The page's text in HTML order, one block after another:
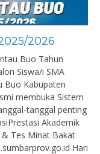
2026
Buo Tahun
Siswa/i SMA
Buo Kabupaten
membuka Sistem
tanggal penting
Akademik
Tes Minat Bakat
Hari